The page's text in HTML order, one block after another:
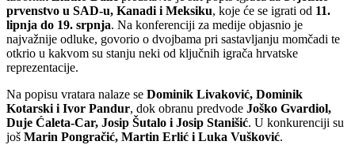
prvenstvo u SAD-u, Kanadi i Meksiku, koje će se igrati od 11.
lipnja do 19. srpnja. Na konferenciji za medije objasnio je
najvažnije odluke, govorio o dvojbama pri sastavljanju momčadi te
otkrio u kakvom su stanju neki od ključnih igrača hrvatske
reprezentacije.
Na popisu vratara nalaze se Dominik Livaković, Dominik
Kotarski i Ivor Pandur, dok obranu predvode Joško Gvardiol,
Duje Ćaleta-Car, Josip Šutalo i Josip Stanišić. U konkurenciji su
još Marin Pongračić, Martin Erlić i Luka Vušković.